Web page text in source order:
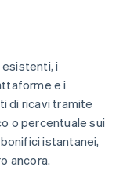
i
e i
di ricavi tramite
o percentuale sui
istantanei,
ancora.